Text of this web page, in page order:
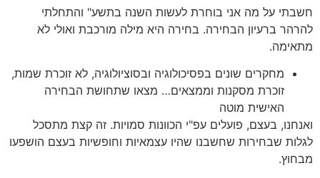
חשבתי על מה אני בוחרת לעשות השנה בתשע" והתחלתי
להרהר ברעיון הבחירה. בחירה היא מילה מורכבת ואולי לא
מתאימה.
מחקרים שונים בפסיכולוגיה ובסוציולוגיה, לא זוכרת שמות,
זוכרת מסקנות וממצאים… מצאו שתחושת הבחירה
האישית מוטה
ואנחנו, בעצם, פועלים עפ"י הכוונות סמויות. זה קצת מתסכל
לגלות שבחירות שחשבנו שהיו עצמאיות וחופשיות בעצם הושפעו
מבחוץ.